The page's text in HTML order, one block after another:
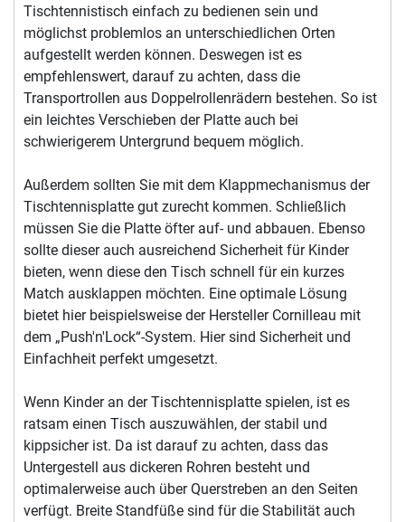
Tischtennistisch einfach zu bedienen sein und
möglichst problemlos an unterschiedlichen Orten
aufgestellt werden können. Deswegen ist es
empfehlenswert, darauf zu achten, dass die
Transportrollen aus Doppelrollenrädern bestehen. So ist
ein leichtes Verschieben der Platte auch bei
schwierigerem Untergrund bequem möglich.
Außerdem sollten Sie mit dem Klappmechanismus der
Tischtennisplatte gut zurecht kommen. Schließlich
müssen Sie die Platte öfter auf- und abbauen. Ebenso
sollte dieser auch ausreichend Sicherheit für Kinder
bieten, wenn diese den Tisch schnell für ein kurzes
Match ausklappen möchten. Eine optimale Lösung
bietet hier beispielsweise der Hersteller Cornilleau mit
dem „Push'n'Lock“-System. Hier sind Sicherheit und
Einfachheit perfekt umgesetzt.
Wenn Kinder an der Tischtennisplatte spielen, ist es
ratsam einen Tisch auszuwählen, der stabil und
kippsicher ist. Da ist darauf zu achten, dass das
Untergestell aus dickeren Rohren besteht und
optimalerweise auch über Querstreben an den Seiten
verfügt. Breite Standfüße sind für die Stabilität auch